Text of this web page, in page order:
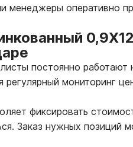
менеджеры оперативно
постоянно работают
регулярный мониторинг
фиксировать
Заказ нужных позиций